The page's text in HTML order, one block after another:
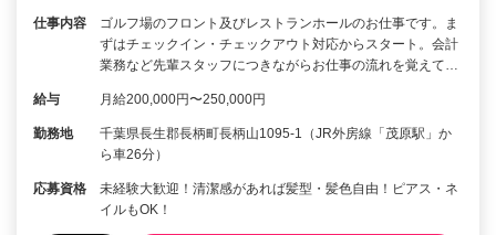
仕事内容
ゴルフ場のフロント及びレストランホールのお仕事です。ま
ずはチェックイン・チェックアウト対応からスタート。会計
業務など先輩スタッフにつきながらお仕事の流れを覚えて…
給与 月給200,000円〜250,000円
勤務地
千葉県長生郡長柄町長柄山1095-1（JR外房線「茂原駅」か
ら車26分）
応募資格
未経験大歓迎！清潔感があれば髪型・髪色自由！ピアス・ネ
イルもOK！